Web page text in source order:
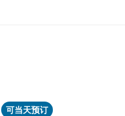
可当天预订